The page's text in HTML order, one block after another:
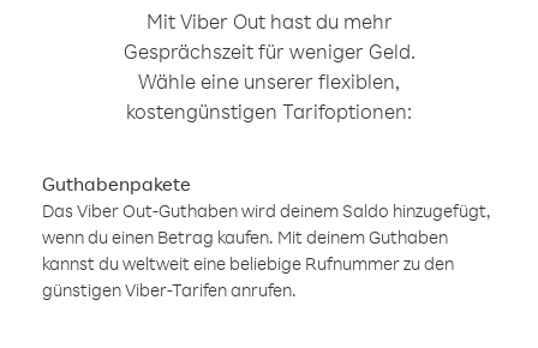
Mit Viber Out hast du mehr
Gesprächszeit für weniger Geld.
Wähle eine unserer flexiblen,
kostengünstigen Tarifoptionen:
Guthabenpakete
Das Viber Out-Guthaben wird deinem Saldo hinzugefügt,
wenn du einen Betrag kaufen. Mit deinem Guthaben
kannst du weltweit eine beliebige Rufnummer zu den
günstigen Viber-Tarifen anrufen.